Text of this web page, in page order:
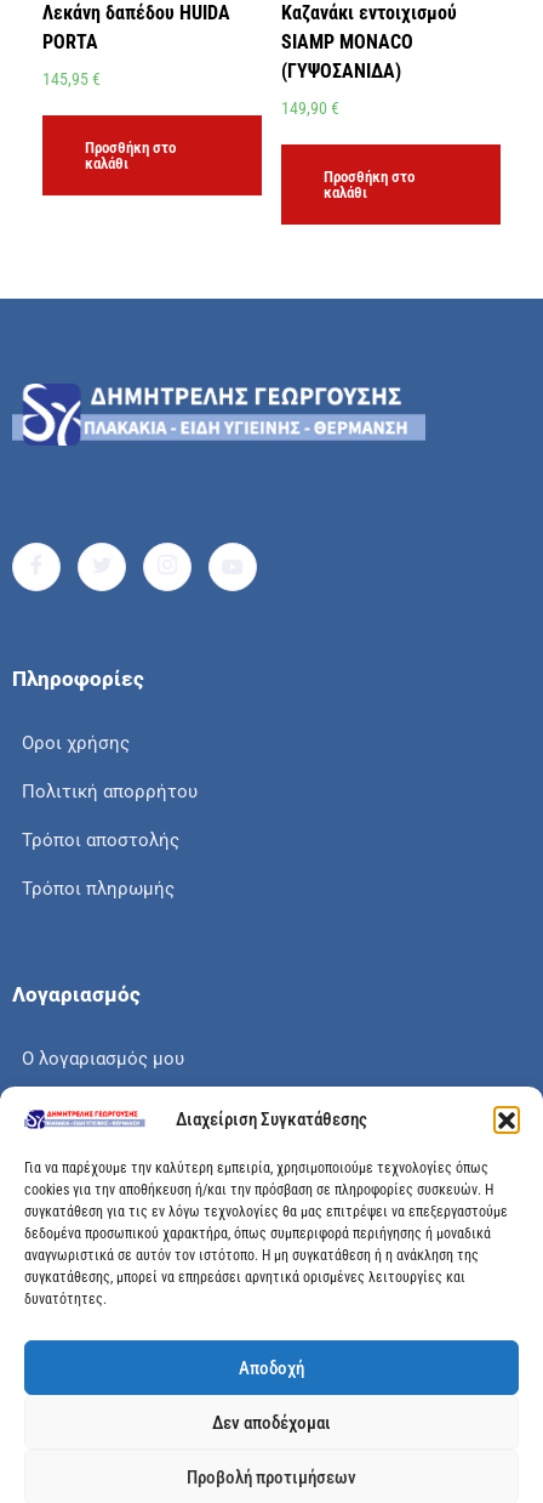
Διαχείριση Συγκατάθεσης
Για να παρέχουμε την καλύτερη εμπειρία, χρησιμοποιούμε τεχνολογίες όπως
cookies για την αποθήκευση ή/και την πρόσβαση σε πληροφορίες συσκευών. Η
συγκατάθεση για τις εν λόγω τεχνολογίες θα μας επιτρέψει να επεξεργαστούμε
δεδομένα προσωπικού χαρακτήρα, όπως συμπεριφορά περιήγησης ή μοναδικά
αναγνωριστικά σε αυτόν τον ιστότοπο. Η μη συγκατάθεση ή η ανάκληση της
συγκατάθεσης, μπορεί να επηρεάσει αρνητικά ορισμένες λειτουργίες και
δυνατότητες.
Αποδοχή
Δεν αποδέχομαι
Προβολή προτιμήσεων
Λεκάνη δαπέδου HUIDA
PORTA
145,95€
Προσθήκη στο
καλάθι
Καζανάκι εντοιχισμού
SIAMP MONACO
(ΓΥΨΟΣΑΝΙΔΑ)
149,90 €
Προσθήκη στο
καλάθι
Πληροφορίες
Οροι χρήσης
Πολιτική απορρήτου
Τρόποι αποστολής
Τρόποι πληρωμής
Λογαριασμός
Ο λογαριασμός μου
Το καλάθι μου
Check out
Διεύθυνση
Μεγάλης Χώρας 89, Αγρίνιο, Τ.Κ: 30100
info@dimitrelis-georgousis.gr